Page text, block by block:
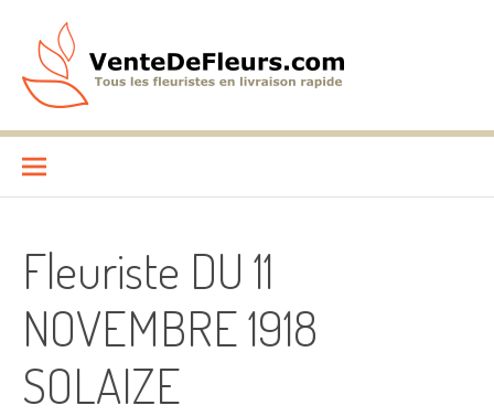
contenu
VenteDeFleurs.com
Fleuriste DU 11
NOVEMBRE 1918
SOLAIZE